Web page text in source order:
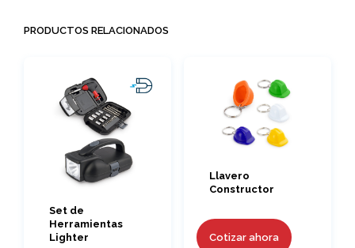
PRODUCTOS RELACIONADOS
Set de
Herramientas
Lighter
Llavero
Constructor
Cotizar ahora